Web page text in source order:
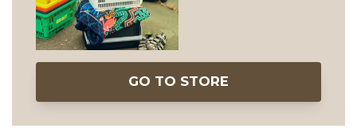
GO TO STORE